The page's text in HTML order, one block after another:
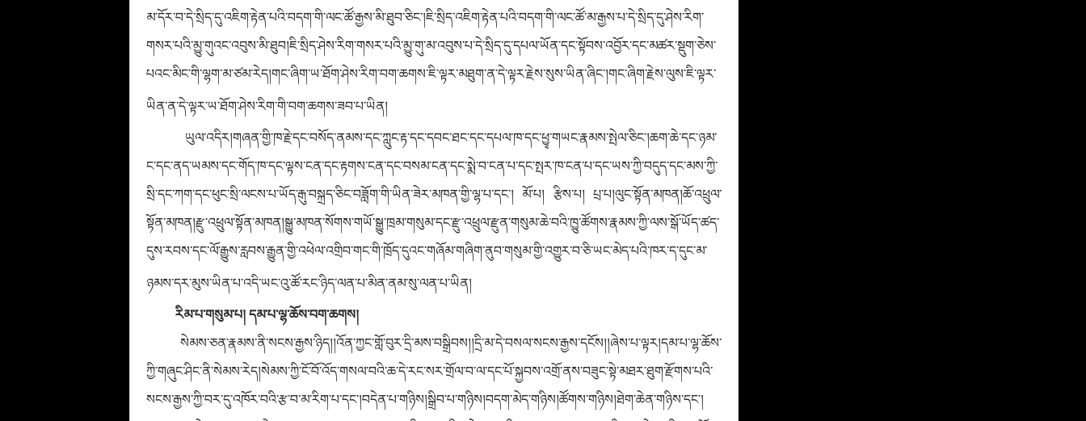
མ་དོར་བ་དེ་སྲིད་དུ་འཇིག་རྟེན་པའི་བདག་གི་ལང་ཚོ་རྒྱས་མི་ཐུབ་ཅིང་།ཇི་སྲིད་འཇིག་རྟེན་པའི་བདག་གི་ལང་ཚོ་མ་རྒྱས་པ་དེ་སྲིད་དུ་ཤེས་རིག་
གསར་པའི་མྱུ་གུའང་འབུས་མི་ཐུབ།ཇི་སྲིད་ཤེས་རིག་གསར་པའི་མྱུ་གུ་མ་འབུས་པ་དེ་སྲིད་དུ་དཔལ་ཡོན་དང་སྟོབས་འབྱོར་དང་མཚར་སྡུག་ཅེས་
པའང་མིང་གི་ལྷག་མ་ཙམ་རེད།གང་ཞིག་ཡ་ཐོག་ཤེས་རིག་བག་ཆགས་ཇི་ལྟར་མཐུག་ན་དེ་ལྟར་རྗེས་སུས་ཡིན་ཞིང་།གང་ཞིག་རྗེས་ལུས་ཇི་ལྟར་
ཡིན་ན་དེ་ལྟར་ཡ་ཐོག་ཤེས་རིག་གི་བག་ཆགས་ཟབ་པ་ཡིན།
ཡུལ་འདིར།གཞན་གྱི་ཁ་རྗེ་དང་བསོད་ནམས་དང་ཀླུང་རྟ་དང་དབང་ཐང་དང་དཔལ་ཁ་དང་ཕྱྭ་གཡང་རྣམས་སྤེལ་ཅིང་།ཆག་ཆེ་དང་ཉམ་
ང་དང་ནད་ཡམས་དང་གོད་ཁ་དང་ལྟས་ངན་དང་རྟགས་ངན་དང་བསམ་ངན་དང་སྨེ་བ་ངན་པ་དང་སྤར་ཁ་ངན་པ་དང་ཡས་ཀྱི་བདུད་དང་མས་ཀྱི་
སྲི་དང་ཀག་དང་ཕུང་སྲི་ལངས་པ་ཡོད་རྒུ་བསྐྲད་ཅིང་བཟློག་གི་ཡིན་ཟེར་མཁན་གྱི་ལྷ་པ་དང་། མོ་པ། རྩིས་པ། པྲ་པ།ལུང་སྟོན་མཁན།ཆོ་འཕྲུལ་
སྟོན་མཁན།རྫུ་འཕྲུལ་སྟོན་མཁན།སྒྱུ་མཁན་སོགས་གཡོ་སྒྱུ་ཁྲམ་གསུམ་དང་རྫུ་འཕྲུལ་རྫུན་གསུམ་ཆེ་བའི་ཁྱུ་ཚོགས་རྣམས་ཀྱི་ལས་སྒོ་ཡོད་ཚད་
དུས་རབས་དང་ལོ་རྒྱུས་རླབས་རྒྱུན་གྱི་འཕེལ་འགྲིབ་གང་གི་ཁྲོད་དུའང་གཞོམ་གཞིག་ནུབ་གསུམ་གྱི་འགྱུར་བ་ཅི་ཡང་མེད་པའི་ཁར་ད་དུང་མ་
ཉམས་དར་མུས་ཡིན་པ་འདི་ཡང་འུ་ཚོ་རང་ཉིད་ལན་པ་མིན་ནམ་སུ་ལན་པ་ཡིན།
རིམ་པ་གསུམ་པ། དམ་པ་ལྷ་ཆོས་བག་ཆགས།
སེམས་ཅན་རྣམས་ནི་སངས་རྒྱས་ཉིད།།འོན་ཀྱང་གློ་བུར་དྲི་མས་བསྒྲིབས།།དྲི་མ་དེ་བསལ་སངས་རྒྱས་དངོས།།ཞེས་པ་ལྟར།དམ་པ་ལྷ་ཆོས་
ཀྱི་གཞུང་ཤིང་ནི་སེམས་རེད།སེམས་ཀྱི་ངོ་བོ་འོད་གསལ་བའི་ཆ་དེ་རང་སར་གྲོལ་བ་ལ་དང་པོ་སྐྱབས་འགྲོ་ནས་བཟུང་སྟེ་མཐར་ཐུག་རྫོགས་པའི་
སངས་རྒྱས་ཀྱི་བར་དུ་འཁོར་བའི་རྩ་བ་མ་རིག་པ་དང་།བདེན་པ་གཉིས།སྒྲིབ་པ་གཉིས།བདག་མེད་གཉིས།ཚོགས་གཉིས།ཐེག་ཆེན་གཉིས་དང་།